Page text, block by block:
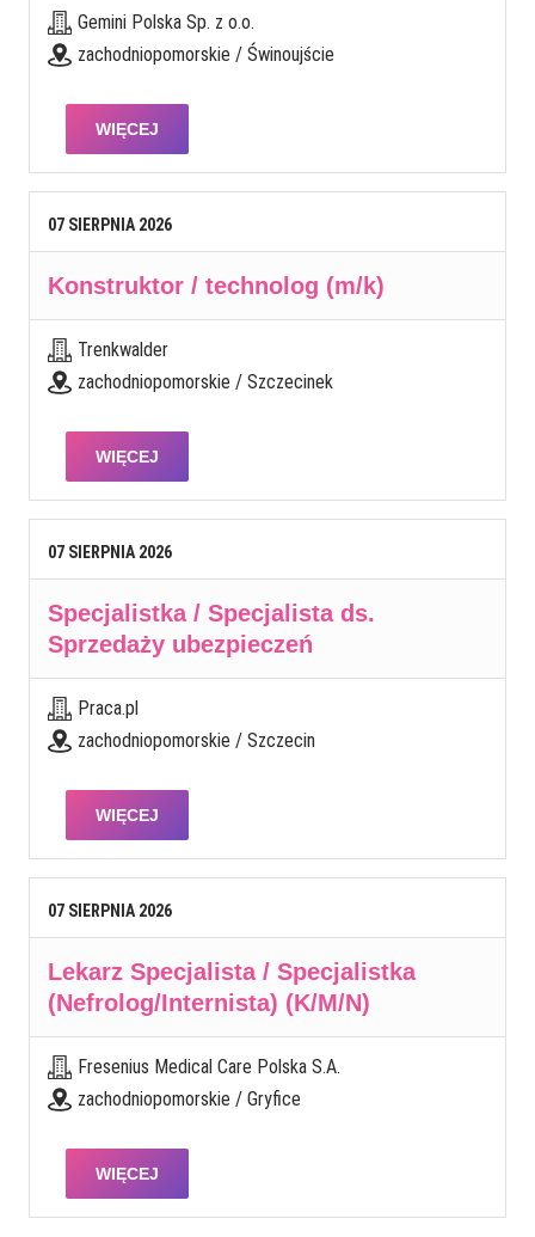
Gemini Polska Sp. z o.o.
zachodniopomorskie / Świnoujście
WIĘCEJ
07 SIERPNIA 2026
Konstruktor / technolog (m/k)
Trenkwalder
zachodniopomorskie / Szczecinek
WIĘCEJ
07 SIERPNIA 2026
Specjalistka / Specjalista ds.
Sprzedaży ubezpieczeń
Praca.pl
zachodniopomorskie / Szczecin
WIĘCEJ
07 SIERPNIA 2026
Lekarz Specjalista / Specjalistka
(Nefrolog/Internista) (K/M/N)
Fresenius Medical Care Polska S.A.
zachodniopomorskie / Gryfice
WIĘCEJ